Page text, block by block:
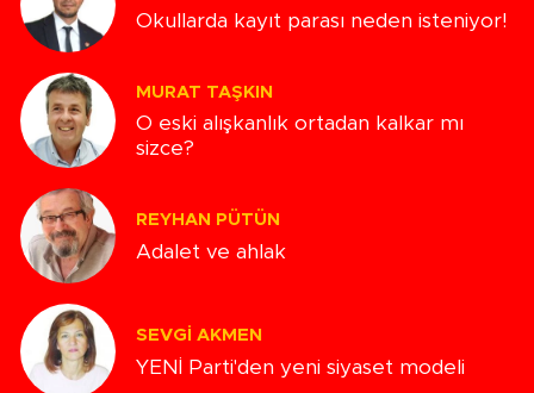
Okullarda kayıt parası neden isteniyor!
MURAT TAŞKIN
O eski alışkanlık ortadan kalkar mı
sizce?
REYHAN PÜTÜN
Adalet ve ahlak
SEVGI AKMEN
YENİ Parti'den yeni siyaset modeli